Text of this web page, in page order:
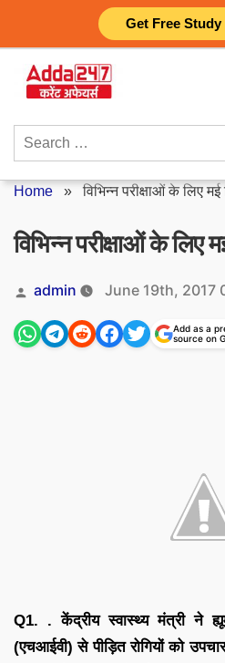
Get Free
content
Search
Home »विभिन्न परीक्षाओं के लिए मई
विभिन्न परीक्षाओं के लिए
Posted
by
admin June 19th, 2017
Add as a
source on
Q1. . केंद्रीय स्वास्थ्य मंत्री ने
(एचआईवी) से पीड़ित रोगियों को